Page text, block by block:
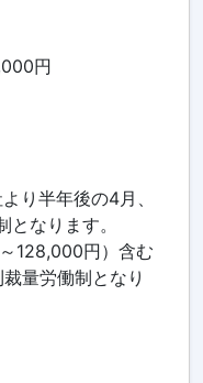
円
り半年後の4月、
なります。
128,000円）含む
量労働制となり